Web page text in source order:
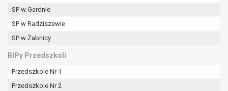
SP w Gardnie
SP w Radziszewie
SP w Żabnicy
BIPy Przedszkoli
Przedszkole Nr 1
Przedszkole Nr 2